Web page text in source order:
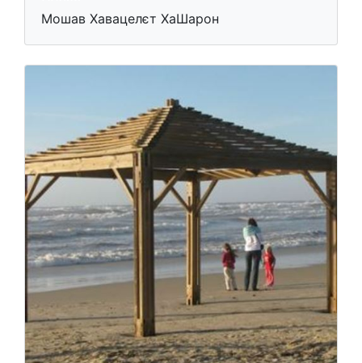
Мошав Хавацелєт ХаШарон